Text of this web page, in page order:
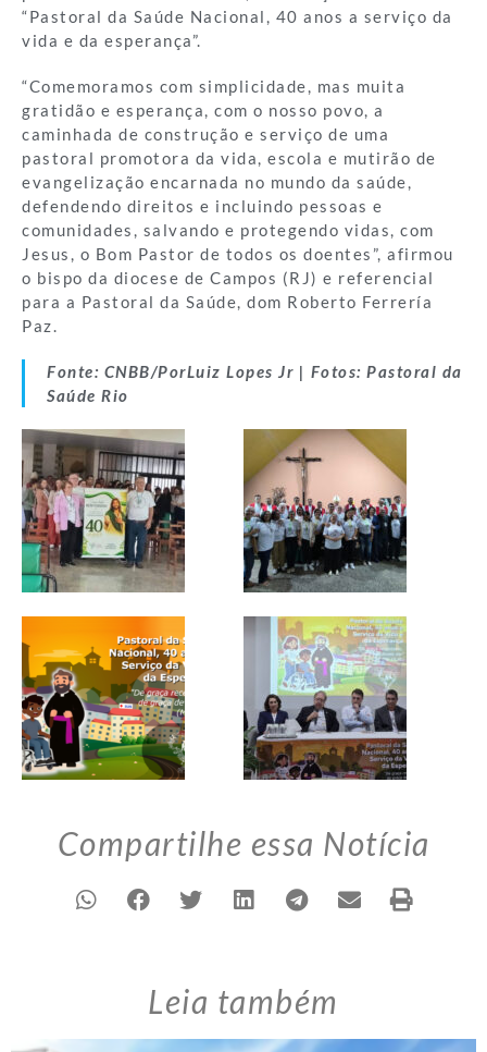
“Pastoral da Saúde Nacional, 40 anos a serviço da
vida e da esperança”.
“Comemoramos com simplicidade, mas muita
gratidão e esperança, com o nosso povo, a
caminhada de construção e serviço de uma
pastoral promotora da vida, escola e mutirão de
evangelização encarnada no mundo da saúde,
defendendo direitos e incluindo pessoas e
comunidades, salvando e protegendo vidas, com
Jesus, o Bom Pastor de todos os doentes”, afirmou
o bispo da diocese de Campos (RJ) e referencial
para a Pastoral da Saúde, dom Roberto Ferrería
Paz.
Fonte: CNBB/PorLuiz Lopes Jr | Fotos: Pastoral da
Saúde Rio
Compartilhe essa Notícia
Leia também